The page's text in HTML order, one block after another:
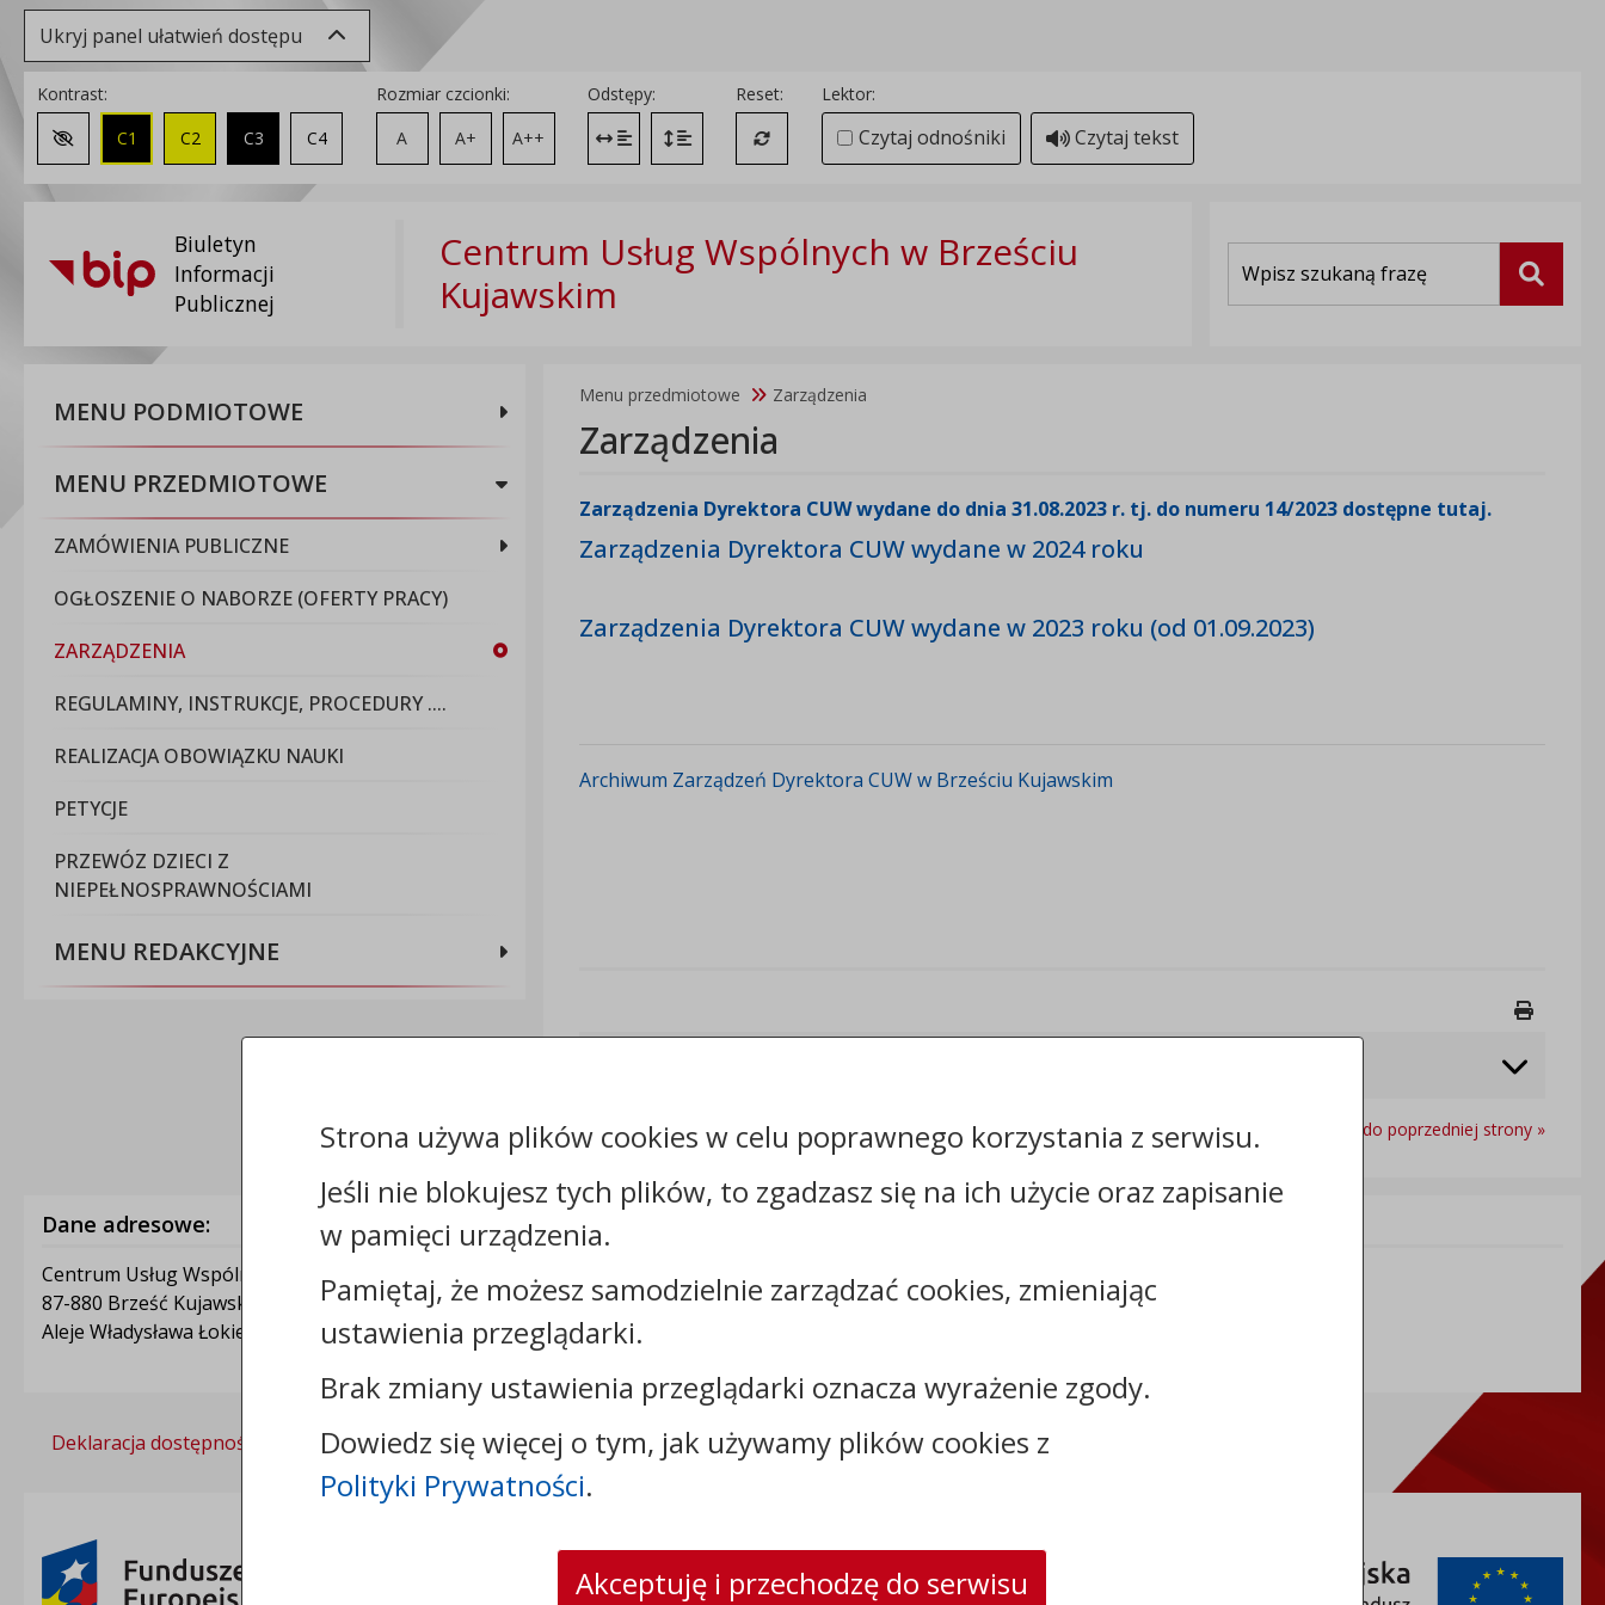
Ukryj panel ułatwień dostępu
Kontrast:
Zmień kontrast na domyślny
C1 C2 C3 C4
Rozmiar czcionki:
A
A+ A++
Odstępy:
Zmień odstęp między literami
Zmień interlinię i margines między paragrafami
Reset:
Przywróć ustawienia domyślne
Lektor:
Czytaj odnośniki Czytaj tekst
Biuletyn
Informacji
Publicznej
Centrum Usług Wspólnych w Brześciu
Kujawskim
Szukaj
MENU PODMIOTOWE
MENU PRZEDMIOTOWE
ZAMÓWIENIA PUBLICZNE
OGŁOSZENIE O NABORZE (OFERTY PRACY)
ZARZĄDZENIA
REGULAMINY, INSTRUKCJE, PROCEDURY ....
REALIZACJA OBOWIĄZKU NAUKI
PETYCJE
PRZEWÓZ DZIECI Z
NIEPEŁNOSPRAWNOŚCIAMI
MENU REDAKCYJNE
Menu przedmiotowe Zarządzenia
Zarządzenia
Zarządzenia Dyrektora CUW wydane do dnia 31.08.2023 r. tj. do numeru 14/2023 dostępne tutaj.
Zarządzenia Dyrektora CUW wydane w 2024 roku
Zarządzenia Dyrektora CUW wydane w 2023 roku (od 01.09.2023)
Archiwum Zarządzeń Dyrektora CUW w Brześciu Kujawskim
Drukuj
Powrót do poprzedniej strony »
Dane adresowe:
Centrum Usług Wspólnych w Brześciu Kujawskim
87-880 Brześć Kujawski
Aleje Władysława Łokietka 1A
Kontakt:
+48542316323
e-mail:oswiata@brzesckujawski.pl
skrytka ePUAP: /CUW_B_K/Skrytka_ESP/
NIP: 8883127676
REGON: 365968664
Deklaracja dostępności Polityka prywatności
Strona używa plików cookies w celu poprawnego korzystania z serwisu.
Jeśli nie blokujesz tych plików, to zgadzasz się na ich użycie oraz zapisanie
w pamięci urządzenia.
Pamiętaj, że możesz samodzielnie zarządzać cookies, zmieniając
ustawienia przeglądarki.
Brak zmiany ustawienia przeglądarki oznacza wyrażenie zgody.
Dowiedz się więcej o tym, jak używamy plików cookies z
Polityki Prywatności.
Akceptuję i przechodzę do serwisu